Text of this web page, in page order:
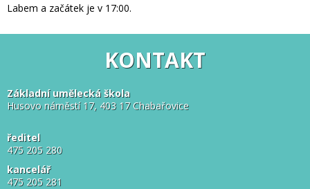
Labem a začátek je v 17:00.
KONTAKT
Základní umělecká škola
Husovo náměstí 17, 403 17 Chabařovice
ředitel
475 205 280
kancelář
475 205 281